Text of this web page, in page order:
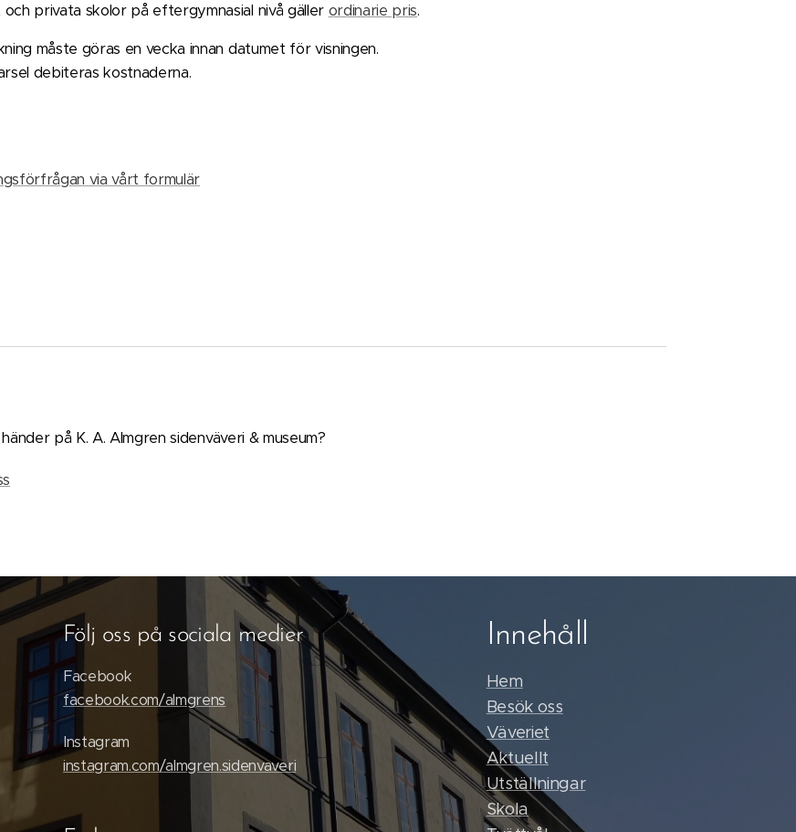
privata skolor på eftergymnasial nivå gäller ordinarie pris.
måste göras en vecka innan datumet för visningen.
debiteras kostnaderna.
via vårt formulär
på K. A. Almgren sidenväveri & museum?
Följ oss på sociala medier
Facebook
facebook.com/almgrens
Instagram
instagram.com/almgren.sidenvaveri
Innehåll
Hem
Besök oss
Väveriet
Aktuellt
Utställningar
Skola